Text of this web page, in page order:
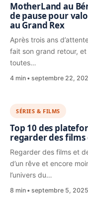
MotherLand au
de pause pour
au Grand Rex
Après trois ans
fait son grand retour, et
toutes…
4 min septembre 22,
SÉRIES & FILMS
Top 10 des
regarder des films
Regarder des films et
d’un rêve et encore
l’univers du…
8 min septembre 5, 2025